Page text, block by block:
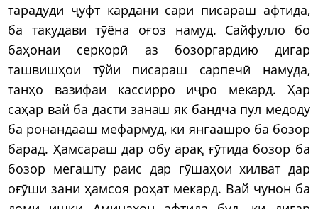
тарадуди ҷуфт кардани сари писараш афтида,
ба такудави тӯёна оғоз намуд. Сайфулло бо
баҳонаи серкорӣ аз бозоргардию дигар
ташвишҳои тӯйи писараш сарпечӣ намуда,
танҳо вазифаи кассирро иҷро мекард. Ҳар
саҳар вай ба дасти занаш як бандча пул медоду
ба ронандааш мефармуд, ки янгаашро ба бозор
барад. Ҳамсараш дар обу арақ ғӯтида бозор ба
бозор мегашту раис дар гӯшаҳои хилват дар
оғӯши зани ҳамсоя роҳат мекард. Вай чунон ба